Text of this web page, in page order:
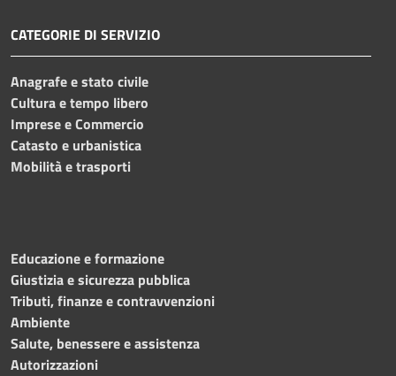
CATEGORIE DI SERVIZIO
Anagrafe e stato civile
Cultura e tempo libero
Imprese e Commercio
Catasto e urbanistica
Mobilità e trasporti
Educazione e formazione
Giustizia e sicurezza pubblica
Tributi, finanze e contravvenzioni
Ambiente
Salute, benessere e assistenza
Autorizzazioni